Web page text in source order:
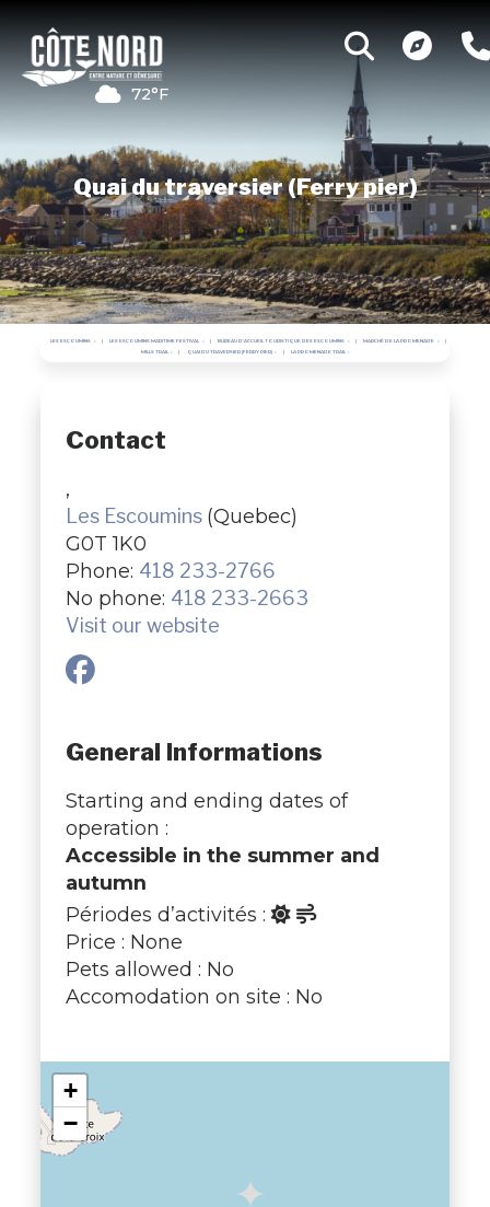
72°F
Quai du traversier (Ferry pier)
LES ESCOUMINS LES ESCOUMINS MARITIME FESTIVAL BUREAU D'ACCUEIL TOURISTIQUE DES ESCOUMINS MARCHÉ DE LA PROMENADE
MILLS TRAIL QUAI DU TRAVERSIER (FERRY PIER) LA PROMENADE TRAIL
Contact
,
Les Escoumins (Quebec)
G0T 1K0
Phone: 418 233-2766
No phone: 418 233-2663
Visit our website
General Informations
Starting and ending dates of
operation :
Accessible in the summer and
autumn
Périodes d’activités :
Price : None
Pets allowed : No
Accomodation on site : No
+
−